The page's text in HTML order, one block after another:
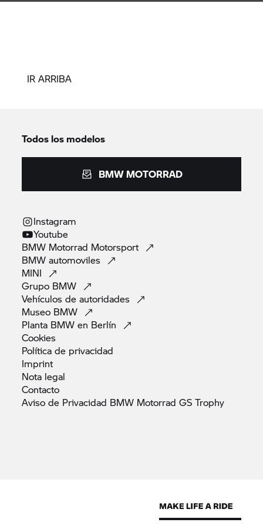
IR ARRIBA
Todos los modelos
BMW MOTORRAD
Instagram
Youtube
BMW Motorrad Motorsport
BMWautomoviles
MINI
Grupo BMW
Vehículos deautoridades
Museo BMW
Planta BMW en Berlín
Cookies
Política de privacidad
Imprint
Nota legal
Contacto
Aviso de Privacidad BMW Motorrad GSTrophy